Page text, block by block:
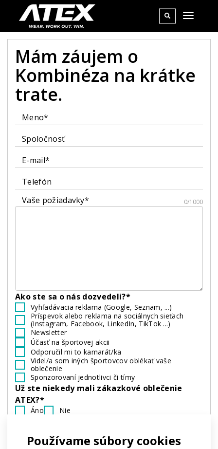
Používame súbory cookies
Mám záujem o
Kombinéza na krátke
trate.
Meno*
Spoločnosť
E-mail*
Telefón
Vaše požiadavky*
0/1000
Ako ste sa o nás dozvedeli?*
Vyhľadávacia reklama (Google, Seznam, ...)
Príspevok alebo reklama na sociálnych sieťach
(Instagram, Facebook, LinkedIn, TikTok ...)
Newsletter
Účasť na športovej akcii
Odporučil mi to kamarát/ka
Videl/a som iných športovcov oblékať vaše
oblečenie
Sponzorovaní jednotlivci či tímy
Už ste niekedy mali zákazkové oblečenie
ATEX?*
Áno Nie
Firmy
Ničoho z vyššie uvedeného